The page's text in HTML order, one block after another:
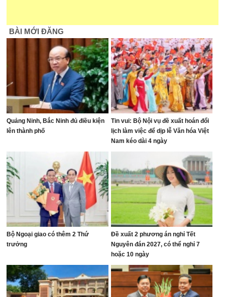
BÀI MỚI ĐĂNG
Quảng Ninh, Bắc Ninh đủ điều kiện
lên thành phố
Tin vui: Bộ Nội vụ đề xuất hoán đổi
lịch làm việc để dịp lễ Văn hóa Việt
Nam kéo dài 4 ngày
Bộ Ngoại giao có thêm 2 Thứ
trưởng
Đề xuất 2 phương án nghỉ Tết
Nguyên đán 2027, có thể nghỉ 7
hoặc 10 ngày